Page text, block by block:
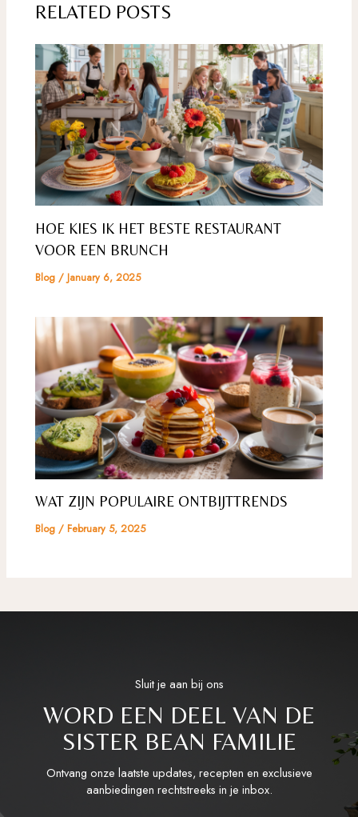
RELATED POSTS
HOE KIES IK HET BESTE RESTAURANT
VOOR EEN BRUNCH
Blog /January 6, 2025
WAT ZIJN POPULAIRE ONTBIJTTRENDS
Blog /February 5, 2025
Sluit je aan bij ons
WORD EEN DEEL VAN DE
SISTER BEAN FAMILIE
Ontvang onze laatste updates, recepten en exclusieve
aanbiedingen rechtstreeks in je inbox.